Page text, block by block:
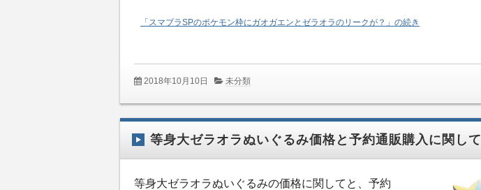
「スマブラSPのポケモン枠にガオガエンとゼラオラのリークが？」の続き
2018年10月10日 未分類
等身大ゼラオラぬいぐるみ価格と予約通販購入に関して
等身大ゼラオラぬいぐるみの価格に関してと、予約